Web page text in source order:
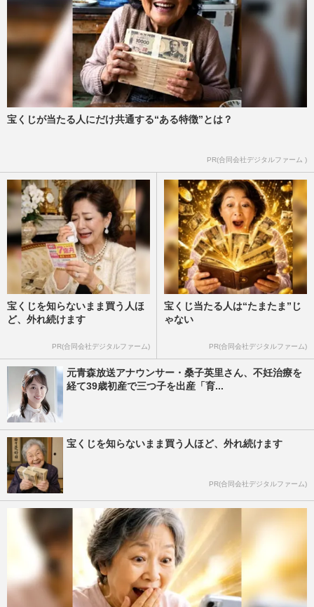
宝くじが当たる人にだけ共通する“ある特徴”とは？
PR(合同会社デジタルファーム )
宝くじを知らないまま買う人ほ
ど、外れ続けます
PR(合同会社デジタルファーム)
宝くじ当たる人は“たまたま”じ
ゃない
PR(合同会社デジタルファーム)
元青森放送アナウンサー・桑子英里さん、不妊治療を
経て39歳初産で三つ子を出産「育...
宝くじを知らないまま買う人ほど、外れ続けます
PR(合同会社デジタルファーム)